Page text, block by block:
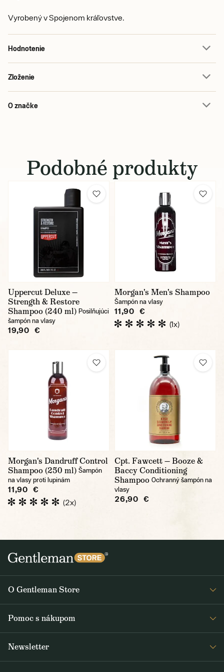
Vyrobený v Spojenom kráľovstve.
Hodnotenie
Zloženie
O značke
Podobné produkty
Uppercut Deluxe —
Strength & Restore
Shampoo (240 ml) Posilňujúci
šampón na vlasy
19,90 €
Morgan's Men's Shampoo
Šampón na vlasy
11,90 €
(1x)
Morgan's Dandruff Control
Shampoo (250 ml) Šampón
na vlasy proti lupinám
11,90 €
(2x)
Cpt. Fawcett — Booze &
Baccy Conditioning
Shampoo Ochranný šampón na
vlasy
26,90 €
O Gentleman Store
Journal
Pomoc s nákupom
Newsletter